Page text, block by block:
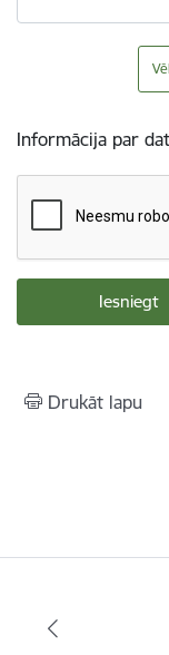
Informācija par
Drukāt lapu